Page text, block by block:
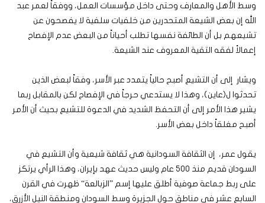
وسط الأهل والمعارف وحتى داخل مؤسسات العمل، ووفقاً لعمر عبد
الله إن بعض الشيعة المتحدرين من خلفيات سلفية لا يفصحون عن
تشيعهم بل أن الطائفة نفسها تطلب أحياناً من البعض عدم الإفصاح
إعمالاً لفقه التقية المعروف عند الشيعة.
ويشار إلى أن التشيع أصبح حالياً يتمدد عبر الأسر، وفقاً لبعض الذين
تحدثوا ل(عاين)، وهذا لا يستدعي حرجاً في الإفصاح لكن بالمقابل ربما
يشير هذا الأمر إلى أن التحفظ الشديد في الدعوة للتشيع بحيث أن الأمر
أصبح مغلقاً داخل بعض الأسر.
يقول عمر، إن الثقافة السودانية هي ثقافة شيعية وأن التشيع في
السودان قديم منذ 500 عام وليس حديث عهد بإيران، وهذا الرأي يرتكز
على ربط جماعة صوفية أطلق عليها إسم ”الزبالعة“ ظهرت في القرن
السابع عشر في مناطق حول الجزيرة وسط السودان ومنطقة النيل الأزرق،